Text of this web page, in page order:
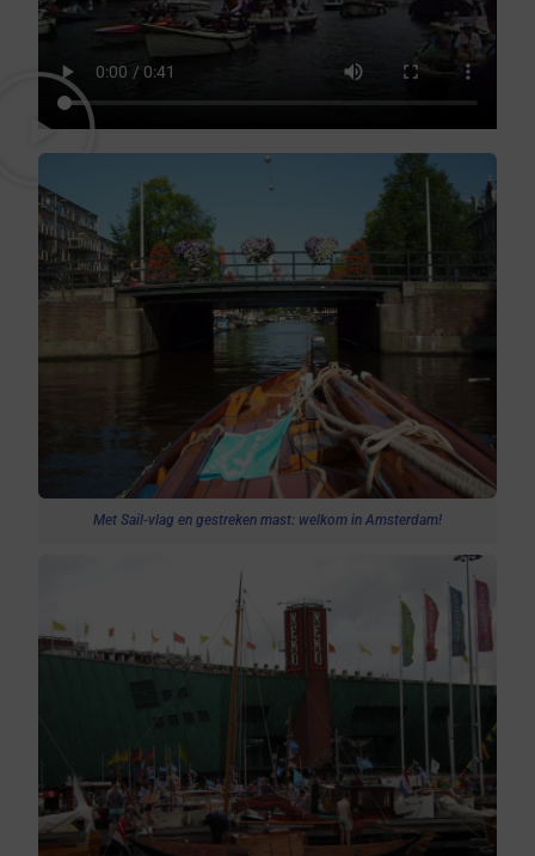
Met Sail-vlag en gestreken mast: welkom in Amsterdam!